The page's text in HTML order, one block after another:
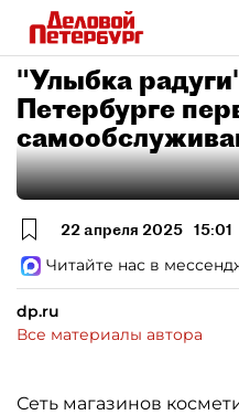
"Улыбка
Петербурге
22 апреля 2025 15:01
Читайте нас в
dp.ru
Все материалы автора
Сеть магазинов